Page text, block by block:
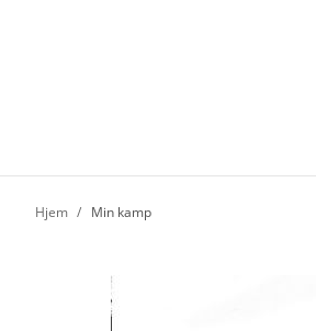
Hjem Min kamp